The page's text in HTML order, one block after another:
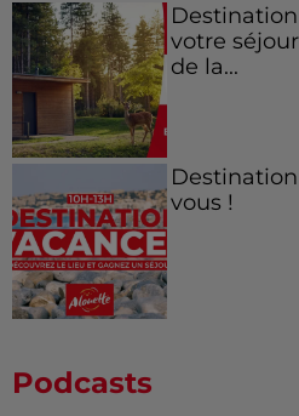
votre
de la...
vous !
Podcasts